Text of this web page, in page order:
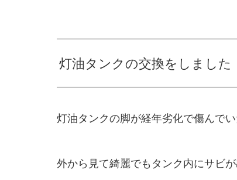
灯油タンクの交換をしました
灯油タンクの脚が経年劣化で傷んで
外から見て綺麗でもタンク内にサビ